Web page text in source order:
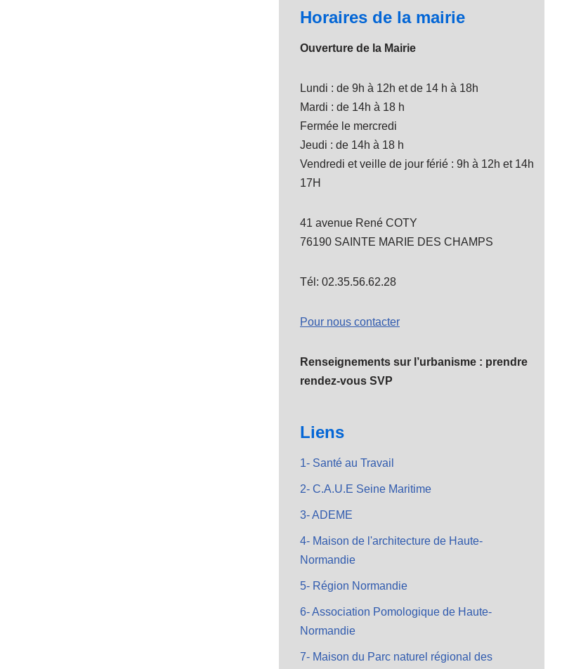
Horaires de la mairie
Ouverture de la Mairie
Lundi : de 9h à 12h et de 14 h à 18h
Mardi : de 14h à 18 h
Fermée le mercredi
Jeudi : de 14h à 18 h
Vendredi et veille de jour férié : 9h à 12h et 14h
17H
41 avenue René COTY
76190 SAINTE MARIE DES CHAMPS
Tél: 02.35.56.62.28
Pour nous contacter
Renseignements sur l’urbanisme : prendre
rendez-vous SVP
Liens
1- Santé au Travail
2- C.A.U.E Seine Maritime
3- ADEME
4- Maison de l'architecture de Haute-
Normandie
5- Région Normandie
6- Association Pomologique de Haute-
Normandie
7- Maison du Parc naturel régional des